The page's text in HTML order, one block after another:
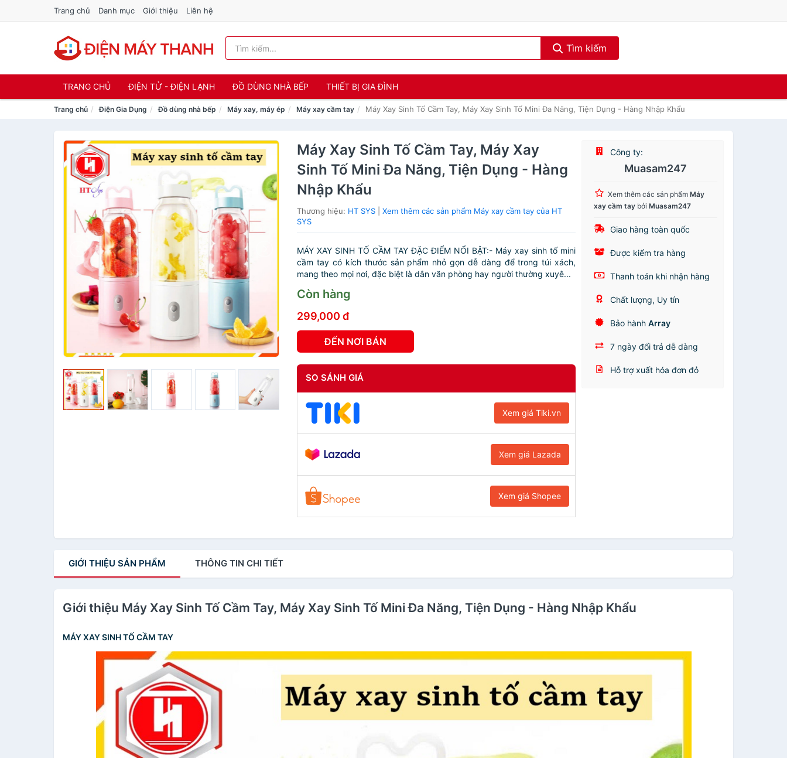
Trang chủ Danh mục Giới thiệu Liên hệ
Tìm kiếm
TRANG CHỦ ĐIỆN TỬ - ĐIỆN LẠNH ĐỒ DÙNG NHÀ BẾP THIẾT BỊ GIA ĐÌNH
Trang chủ Điện Gia Dụng Đồ dùng nhà bếp Máy xay, máy ép Máy xay cầm tay Máy Xay Sinh Tố Cầm Tay, Máy Xay Sinh Tố Mini Đa Năng, Tiện Dụng - Hàng Nhập Khẩu
Máy Xay Sinh Tố Cầm Tay, Máy Xay
Sinh Tố Mini Đa Năng, Tiện Dụng - Hàng
Nhập Khẩu
Thương hiệu: HT SYS |Xem thêm các sản phẩm Máy xay cầm tay của HT
SYS
MÁY XAY SINH TỐ CẦM TAY ĐẶC ĐIỂM NỔI BẬT:- Máy xay sinh tố mini
cầm tay có kích thước sản phẩm nhỏ gọn dễ dàng để trong túi xách,
mang theo mọi nơi, đặc biệt là dân văn phòng hay người thường xuyê...
Còn hàng
299,000 đ
ĐẾN NƠI BÁN
SO SÁNH GIÁ
Xem giá Tiki.vn
Xem giá Lazada
Xem giá Shopee
Công ty:
Muasam247
Xem thêm các sản phẩmMáy
xay cầm tay bởiMuasam247
Giao hàng toàn quốc
Được kiểm tra hàng
Thanh toán khi nhận hàng
Chất lượng, Uy tín
Bảo hànhArray
7 ngày đổi trả dễ dàng
Hỗ trợ xuất hóa đơn đỏ
GIỚI THIỆU SẢN PHẨM THÔNG TIN CHI TIẾT
Giới thiệu Máy Xay Sinh Tố Cầm Tay, Máy Xay Sinh Tố Mini Đa Năng, Tiện Dụng - Hàng Nhập Khẩu
MÁY XAY SINH TỐ CẦM TAY